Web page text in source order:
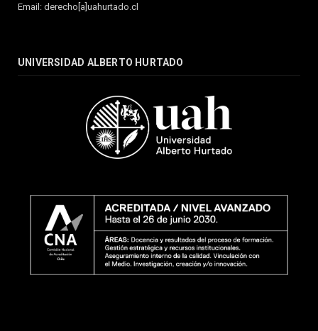
Email: derecho[a]uahurtado.cl
UNIVERSIDAD ALBERTO HURTADO